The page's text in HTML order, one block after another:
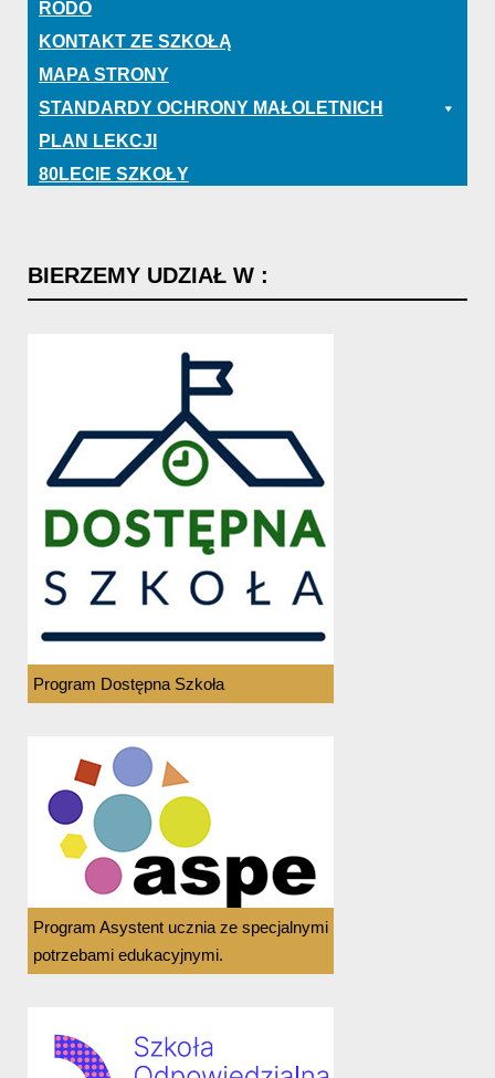
RODO
KONTAKT ZE SZKOŁĄ
MAPA STRONY
STANDARDY OCHRONY MAŁOLETNICH
PLAN LEKCJI
80LECIE SZKOŁY
BIERZEMY UDZIAŁ W :
Program Dostępna Szkoła
Program Asystent ucznia ze specjalnymi
potrzebami edukacyjnymi.